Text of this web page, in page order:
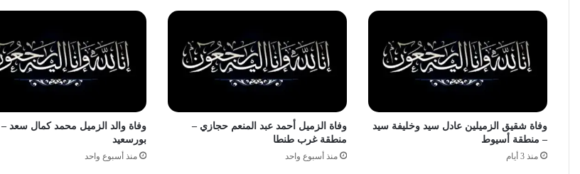
وفاة شقيق الزميلين عادل سيد وخليفة سيد
– منطقة أسيوط
منذ 3 أيام
وفاة الزميل أحمد عبد المنعم حجازي –
منطقة غرب طنطا
منذ أسبوع واحد
وفاة والد الزميل محمد كمال سعد
بورسعيد
منذ أسبوع واحد